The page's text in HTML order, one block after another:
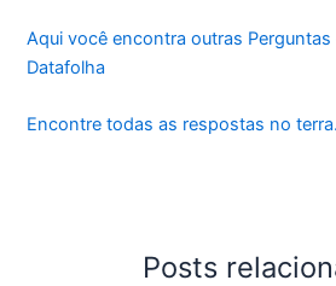
Aqui você encontra outras Perguntas
Datafolha
Encontre todas as respostas no
Posts